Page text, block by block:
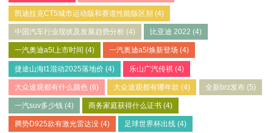
凯迪拉克CT5城市运动版和赛道性能版区别 (4)
中国汽车行业现状及发展趋势分析 (4) 比亚迪 2022 (4)
一汽奥迪a5l上市时间 (4) 一汽奥迪a5l焕新登场 (4)
捷途山海t1混动2025落地价 (4) 乐山广汽传祺 (4)
大众途观都有什么颜色 (6) 大众途观都有哪年款 (4) 全新brz发布(5)
一汽suv多少钱 (4) 商务家庭获得什么证书 (4)
腾势D925款有激光雷达没 (4) 足球世界杯出线 (4)